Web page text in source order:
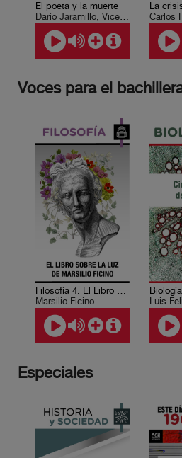
El poeta y la muerte
Darío Jaramillo, Vicente Quirarte, Elsa Cross, Jorge Esquinca, Hernán Bravo Varela
La
Carlos
Voces para el
Filosofía 4. El Libro sobre la Luz de Marsilio Ficino
Marsilio Ficino
Luis
Especiales